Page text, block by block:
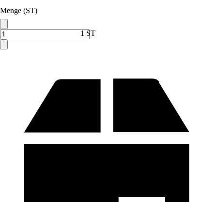
Menge (ST)
1 ST